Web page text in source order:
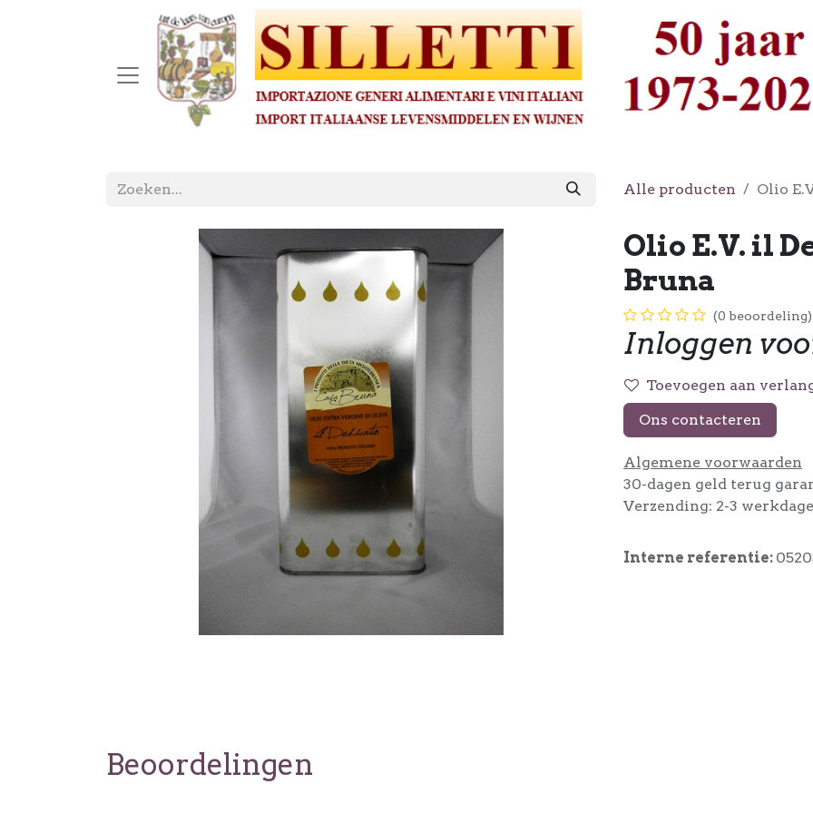
Alle producten Olio
Olio E.V. il
Bruna
(0 beoordeling)
Inloggen
Toevoegen aan
Ons contacteren
Algemene voorwaarden
30-dagen geld terug
Verzending: 2-3
Interne referentie:
Beoordelingen